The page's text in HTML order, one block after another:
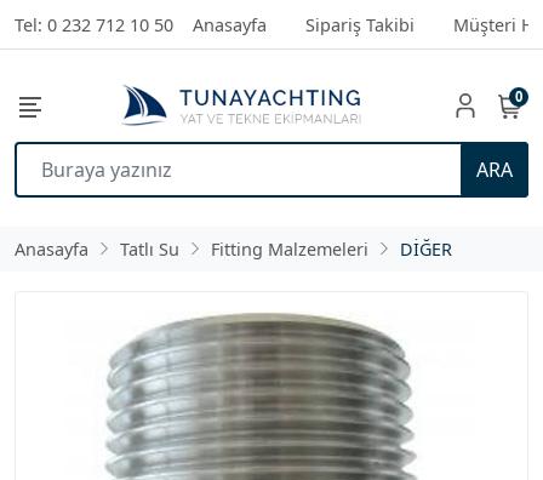
Tel: 0 232 712 10 50 Anasayfa Sipariş Takibi Müşteri
ARA
0
Anasayfa Tatlı Su Fitting Malzemeleri DİĞER